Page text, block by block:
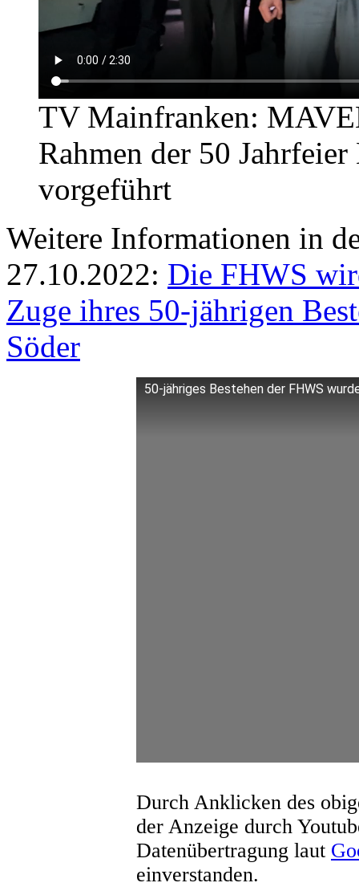
TV Mainfranken:
Rahmen der 50
vorgeführt
Weitere Informationen in
27.10.2022: Die FHWS
Zuge ihres 50-jährigen
Söder
50-jähriges Bestehen der FHWS
Durch Anklicken des
der Anzeige durch
Datenübertragung laut
einverstanden.